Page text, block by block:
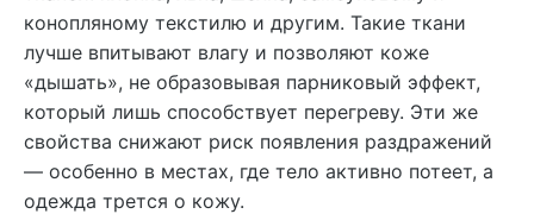
конопляному текстилю и другим. Такие ткани
лучше впитывают влагу и позволяют коже
«дышать», не образовывая парниковый эффект,
который лишь способствует перегреву. Эти же
свойства снижают риск появления раздражений
— особенно в местах, где тело активно потеет, а
одежда трется о кожу.